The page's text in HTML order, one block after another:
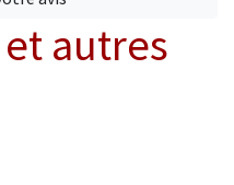
autres